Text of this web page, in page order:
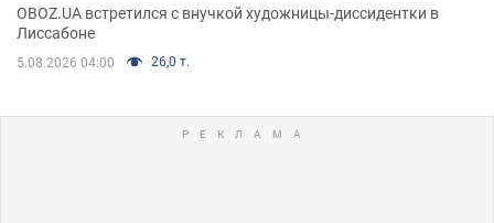
OBOZ.UA встретился с внучкой художницы-диссидентки в
Лиссабоне
5.08.2026 04:00 26,0 т.